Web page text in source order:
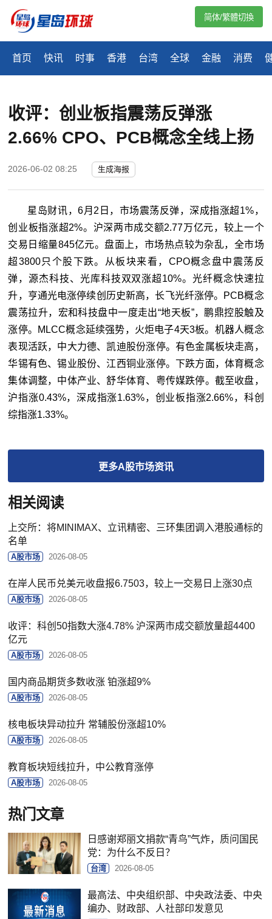
首页 快讯 时事 香港 台湾 全球 金融 消费
简体/繁體切換
收评：创业板指震荡反弹涨
2.66% CPO、PCB概念全线上扬
2026-06-02 08:25 生成海报
星岛财讯，6月2日，市场震荡反弹，深成指涨超1%，
创业板指涨超2%。沪深两市成交额2.77万亿元，较上一个
交易日缩量845亿元。盘面上，市场热点较为杂乱，全市场
超3800只个股下跌。从板块来看，CPO概念盘中震荡反
弹，源杰科技、光库科技双双涨超10%。光纤概念快速拉
升，亨通光电涨停续创历史新高，长飞光纤涨停。PCB概念
震荡拉升，宏和科技盘中一度走出“地天板”，鹏鼎控股触及
涨停。MLCC概念延续强势，火炬电子4天3板。机器人概念
表现活跃，中大力德、凯迪股份涨停。有色金属板块走高，
华锡有色、锡业股份、江西铜业涨停。下跌方面，体育概念
集体调整，中体产业、舒华体育、粤传媒跌停。截至收盘，
沪指涨0.43%，深成指涨1.63%，创业板指涨2.66%，科创
综指涨1.33%。
更多A股市场资讯
相关阅读
上交所：将MINIMAX、立讯精密、三环集团调入港股通标的
名单
A股市场 2026-08-05
在岸人民币兑美元收盘报6.7503，较上一交易日上涨30点
A股市场 2026-08-05
收评：科创50指数大涨4.78% 沪深两市成交额放量超4400
亿元
A股市场 2026-08-05
国内商品期货多数收涨 铂涨超9%
A股市场 2026-08-05
核电板块异动拉升 常辅股份涨超10%
A股市场 2026-08-05
教育板块短线拉升，中公教育涨停
A股市场 2026-08-05
热门文章
日感谢郑丽文捐款“青鸟”气炸，质问国民
党：为什么不反日？
台湾 2026-08-05
最高法、中央组织部、中央政法委、中央
编办、财政部、人社部印发意见